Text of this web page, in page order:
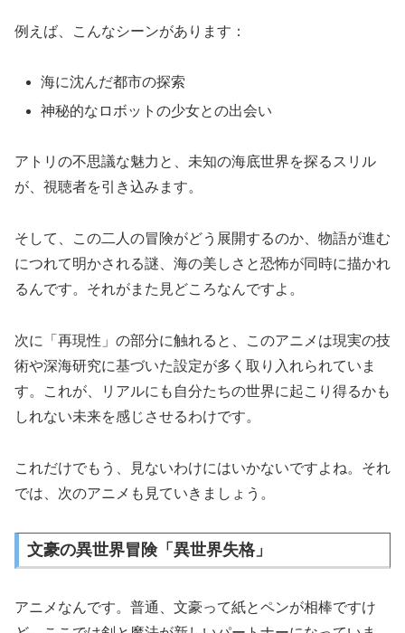
例えば、こんなシーンがあります：
海に沈んだ都市の探索
神秘的なロボットの少女との出会い
アトリの不思議な魅力と、未知の海底世界を探るスリル
が、視聴者を引き込みます。
そして、この二人の冒険がどう展開するのか、物語が進む
につれて明かされる謎、海の美しさと恐怖が同時に描かれ
るんです。それがまた見どころなんですよ。
次に「再現性」の部分に触れると、このアニメは現実の技
術や深海研究に基づいた設定が多く取り入れられていま
す。これが、リアルにも自分たちの世界に起こり得るかも
しれない未来を感じさせるわけです。
これだけでもう、見ないわけにはいかないですよね。それ
では、次のアニメも見ていきましょう。
文豪の異世界冒険「異世界失格」
アニメなんです。普通、文豪って紙とペンが相棒ですけ